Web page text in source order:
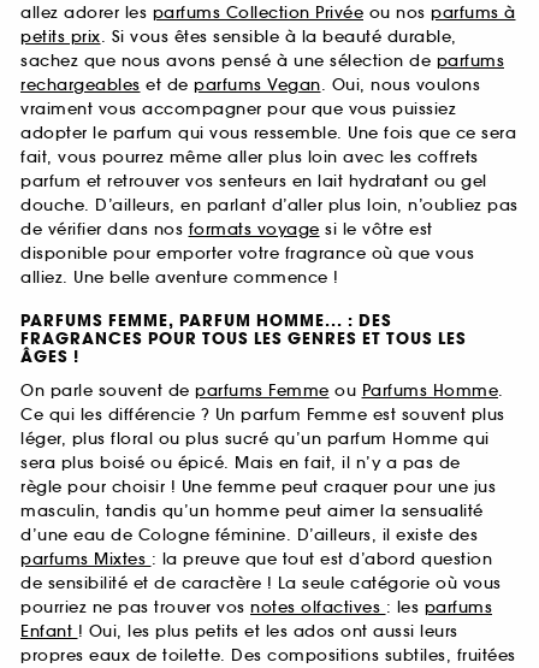
allez adorer les parfums Collection Privée ou nos parfums à
petits prix. Si vous êtes sensible à la beauté durable,
sachez que nous avons pensé à une sélection de parfums
rechargeables et de parfums Vegan. Oui, nous voulons
vraiment vous accompagner pour que vous puissiez
adopter le parfum qui vous ressemble. Une fois que ce sera
fait, vous pourrez même aller plus loin avec les coffrets
parfum et retrouver vos senteurs en lait hydratant ou gel
douche. D’ailleurs, en parlant d’aller plus loin, n’oubliez pas
de vérifier dans nos formats voyage si le vôtre est
disponible pour emporter votre fragrance où que vous
alliez. Une belle aventure commence !
PARFUMS FEMME, PARFUM HOMME... : DES
FRAGRANCES POUR TOUS LES GENRES ET TOUS LES
ÂGES !
On parle souvent de parfums Femme ou Parfums Homme.
Ce qui les différencie ? Un parfum Femme est souvent plus
léger, plus floral ou plus sucré qu’un parfum Homme qui
sera plus boisé ou épicé. Mais en fait, il n’y a pas de
règle pour choisir ! Une femme peut craquer pour une jus
masculin, tandis qu’un homme peut aimer la sensualité
d’une eau de Cologne féminine. D’ailleurs, il existe des
parfums Mixtes : la preuve que tout est d’abord question
de sensibilité et de caractère ! La seule catégorie où vous
pourriez ne pas trouver vos notes olfactives : les parfums
Enfant ! Oui, les plus petits et les ados ont aussi leurs
propres eaux de toilette. Des compositions subtiles, fruitées